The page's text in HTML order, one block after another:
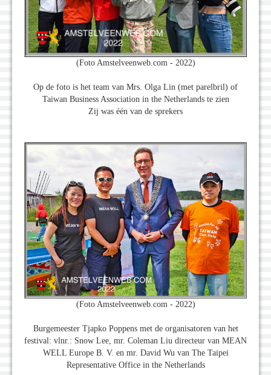
(Foto Amstelveenweb.com - 2022)
Op de foto is het team van Mrs. Olga Lin (met parelbril) of
Taiwan Business Association in the Netherlands te zien
Zij was één van de sprekers
(Foto Amstelveenweb.com - 2022)
Burgemeester Tjapko Poppens met de organisatoren van het
festival: vlnr.: Snow Lee, mr. Coleman Liu directeur van MEAN
WELL Europe B. V. en mr. David Wu van The Taipei
Representative Office in the Netherlands